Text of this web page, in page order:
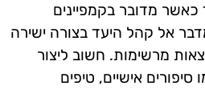
כאשר מדובר בקמפיינים
אל קהל היעד בצורה ישירה
מרשימות. חשוב ליצור
אישיים, טיפים